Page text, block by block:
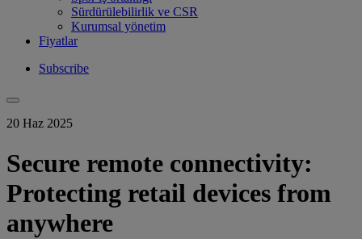
Sürdürülebilirlik ve CSR
Kurumsal yönetim
Fiyatlar
Subscribe
20 Haz 2025
Secure remote connectivity:
Protecting retail devices from
anywhere